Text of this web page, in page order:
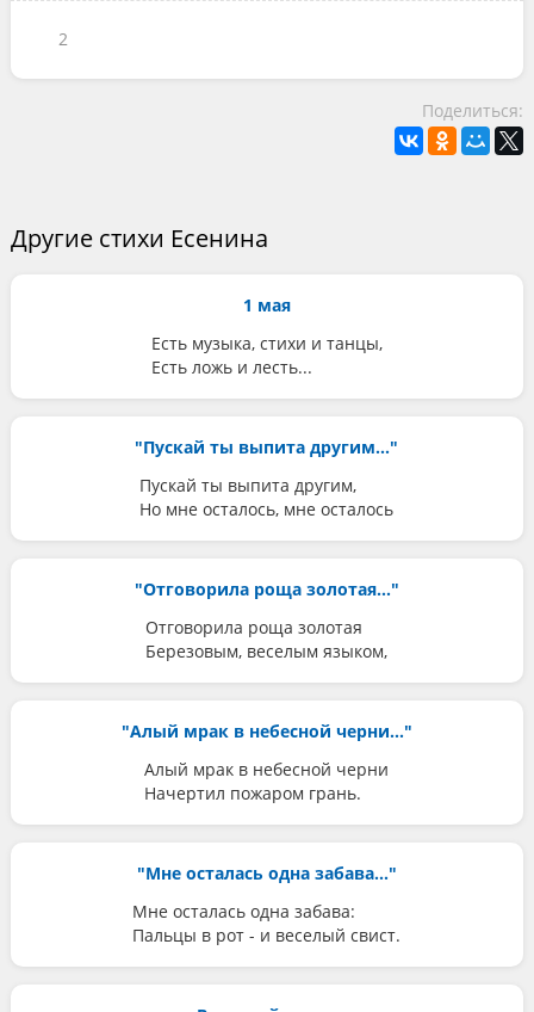
2
Поделиться:
Другие стихи Есенина
1 мая
Есть музыка, стихи и танцы,
Есть ложь и лесть...
"Пускай ты выпита другим..."
Пускай ты выпита другим,
Но мне осталось, мне осталось
"Отговорила роща золотая..."
Отговорила роща золотая
Березовым, веселым языком,
"Алый мрак в небесной черни..."
Алый мрак в небесной черни
Начертил пожаром грань.
"Мне осталась одна забава..."
Мне осталась одна забава:
Пальцы в рот - и веселый свист.